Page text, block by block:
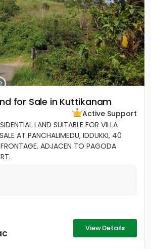
for Sale in Kuttikanam
Active Support
LAND SUITABLE FOR VILLA
AT PANCHALIMEDU, IDDUKKI, 40
ADJACEN TO PAGODA
View Details